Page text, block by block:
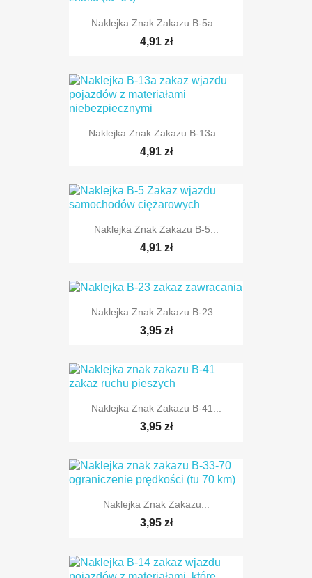
Naklejka Znak Zakazu B-5a...
4,91 zł
Naklejka Znak Zakazu B-13a...
4,91 zł
TYLKO ONLINE
Naklejka Znak Zakazu B-5...
4,91 zł
Naklejka Znak Zakazu B-23...
3,95 zł
Naklejka Znak Zakazu B-41...
3,95 zł
TYLKO ONLINE
Naklejka Znak Zakazu...
3,95 zł